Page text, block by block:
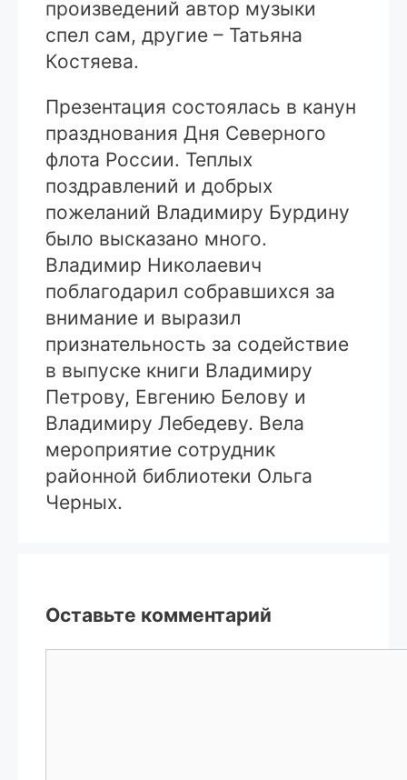
произведений автор музыки
спел сам, другие – Татьяна
Костяева.
Презентация состоялась в канун
празднования Дня Северного
флота России. Теплых
поздравлений и добрых
пожеланий Владимиру Бурдину
было высказано много.
Владимир Николаевич
поблагодарил собравшихся за
внимание и выразил
признательность за содействие
в выпуске книги Владимиру
Петрову, Евгению Белову и
Владимиру Лебедеву. Вела
мероприятие сотрудник
районной библиотеки Ольга
Черных.
Оставьте комментарий